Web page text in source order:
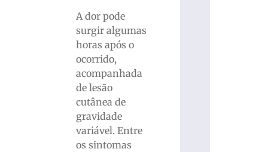
A dor pode
surgir algumas
horas após o
ocorrido,
acompanhada
de lesão
cutânea de
gravidade
variável. Entre
os sintomas